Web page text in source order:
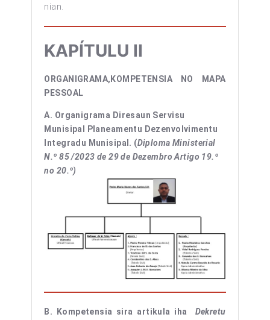
nian.
KAPÍTULU II
ORGANIGRAMA,KOMPETENSIA NO MAPA
PESSOAL
A. Organigrama Diresaun Servisu
Munisipal Planeamentu Dezenvolvimentu
Integradu Munisipal. (Diploma Ministerial
N.º 85 /2023 de 29 de Dezembro Artigo 19.º
no 20.º)
B. Kompetensia sira artikula iha
Dekretu